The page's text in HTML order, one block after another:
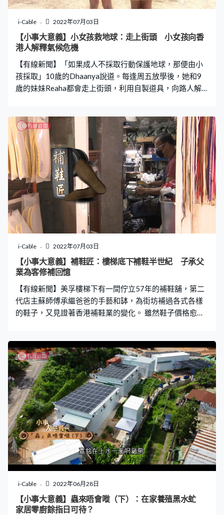
告別的作用，希望這個生死議題能得到重視。
i-Cable 2022年07月03日
【小事大意義】小女孩救地球：走上街頭 小女孩向香
港人解釋氣候危機
【有線新聞】「如果成人不採取行動保護地球，那便由小
孩採取」10歲的Dhaanya說道。每逢周五放學後，她和9
歲的妹妹Reaha都會走上街頭，利用自製道具，向路人解
起請願信。
i-Cable 2022年07月03日
【小事大意義】補鞋匠：樓梯底下補鞋半世紀 子承父
業為客修補回憶
【有線新聞】美孚樓梯下有一間佇立57年的補鞋舖，第二
代店主蘇師傅承繼爸爸的手藝和缽，為街坊補過各式各樣
的鞋子，又見證著香港補鞋業的變化。 雖然鞋子價格愈來
憶。
i-Cable 2022年06月28日
【小事大意義】蟲來唔會嘥（下）：在家養殖黑水虻
家居零廚餘指日可待？